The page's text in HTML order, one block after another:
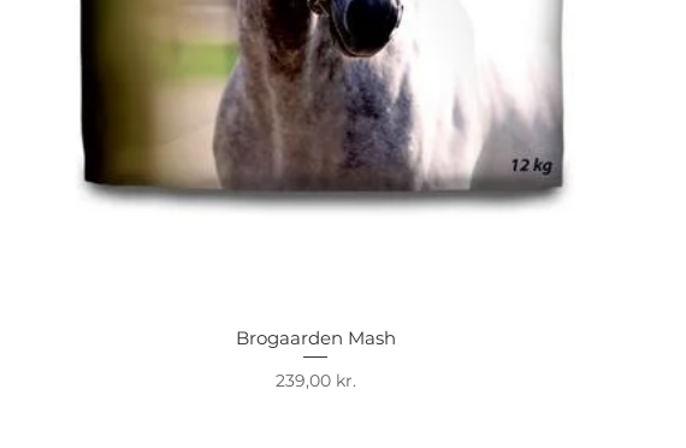
Hurtigvisning
Brogaarden Mash
Pris
239,00 kr.